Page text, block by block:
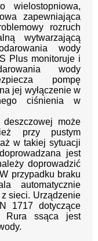
wielostopniowa,
zapewniająca
rozruch
wytwarzającą
wody
Plus monitoruje i
wody
pompę
jej wyłączenie w
ciśnienia w
może
przy pustym
w takiej sytuacji
jest
doprowadzić
przypadku braku
automatycznie
sieci. Urządzenie
1717 dotyczące
Rura ssąca jest